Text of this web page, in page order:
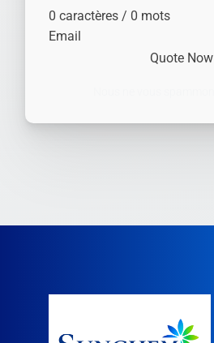
0 caractères / 0 mots
Quote Now